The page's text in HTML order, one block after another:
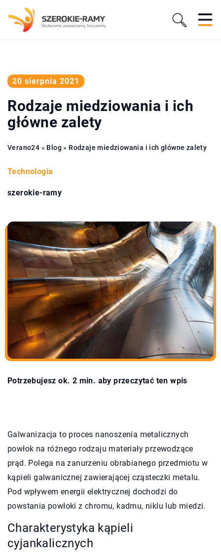
20 sierpnia 2021
Rodzaje miedziowania i ich
główne zalety
Verano24 » Blog » Rodzaje miedziowania i ich główne zalety
Technologia
szerokie-ramy
Potrzebujesz ok. 2 min. aby przeczytać ten wpis
Galwanizacja to proces nanoszenia metalicznych
powłok na różnego rodzaju materiały przewodzące
prąd. Polega na zanurzeniu obrabianego przedmiotu w
kąpieli galwanicznej zawierającej cząsteczki metalu.
Pod wpływem energii elektrycznej dochodzi do
powstania powłoki z chromu, kadmu, niklu lub miedzi.
Charakterystyka kąpieli
cyjankalicznych